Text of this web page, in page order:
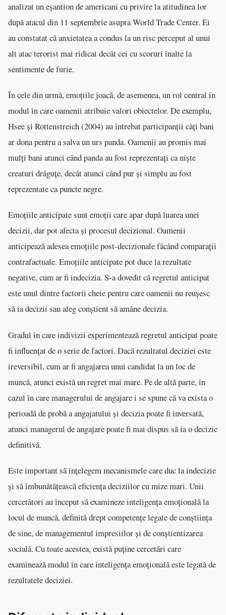
analizat un eșantion de americani cu privire la atitudinea lor
după atacul din 11 septembrie asupra World Trade Center. Ei
au constatat că anxietatea a condus la un risc perceput al unui
alt atac terorist mai ridicat decât cei cu scoruri înalte la
sentimente de furie.
În cele din urmă, emoțiile joacă, de asemenea, un rol central în
modul în care oamenii atribuie valori obiectelor. De exemplu,
Hsee și Rottenstreich (2004) au întrebat participanții câți bani
ar dona pentru a salva un urs panda. Oamenii au promis mai
mulți bani atunci când panda au fost reprezentați ca niște
creaturi drăguțe, decât atunci când pur și simplu au fost
reprezentate ca puncte negre.
Emoțiile anticipate sunt emoții care apar după luarea unei
decizii, dar pot afecta și procesul decizional. Oamenii
anticipează adesea emoțiile post-decizionale făcând comparații
contrafactuale. Emoțiile anticipate pot duce la rezultate
negative, cum ar fi indecizia. S-a dovedit că regretul anticipat
este unul dintre factorii cheie pentru care oamenii nu reușesc
să ia decizii sau aleg conștient să amâne decizia.
Gradul în care indivizii experimentează regretul anticipat poate
fi influențat de o serie de factori. Dacă rezultatul deciziei este
ireversibil, cum ar fi angajarea unui candidat la un loc de
muncă, atunci există un regret mai mare. Pe de altă parte, în
cazul în care managerului de angajare i se spune că va exista o
perioadă de probă a angajatului și decizia poate fi inversată,
atunci managerul de angajare poate fi mai dispus să ia o decizie
definitivă.
Este important să înțelegem mecanismele care duc la indecizie
și să îmbunătățească eficiența deciziilor cu mize mari. Unii
cercetători au început să examineze inteligența emoțională la
locul de muncă, definită drept competențe legate de conștiința
de sine, de managementul impresiilor și de conștientizarea
socială. Cu toate acestea, există puține cercetări care
examinează modul în care inteligența emoțională este legată de
rezultatele deciziei.